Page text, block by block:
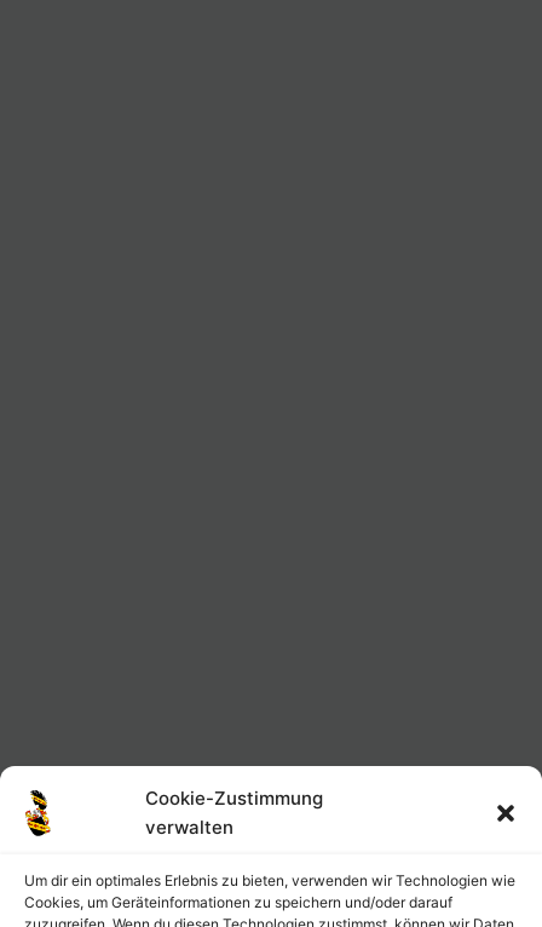
Cookie-Zustimmung
verwalten
Um dir ein optimales Erlebnis zu bieten, verwenden wir Technologien wie
Cookies, um Geräteinformationen zu speichern und/oder darauf